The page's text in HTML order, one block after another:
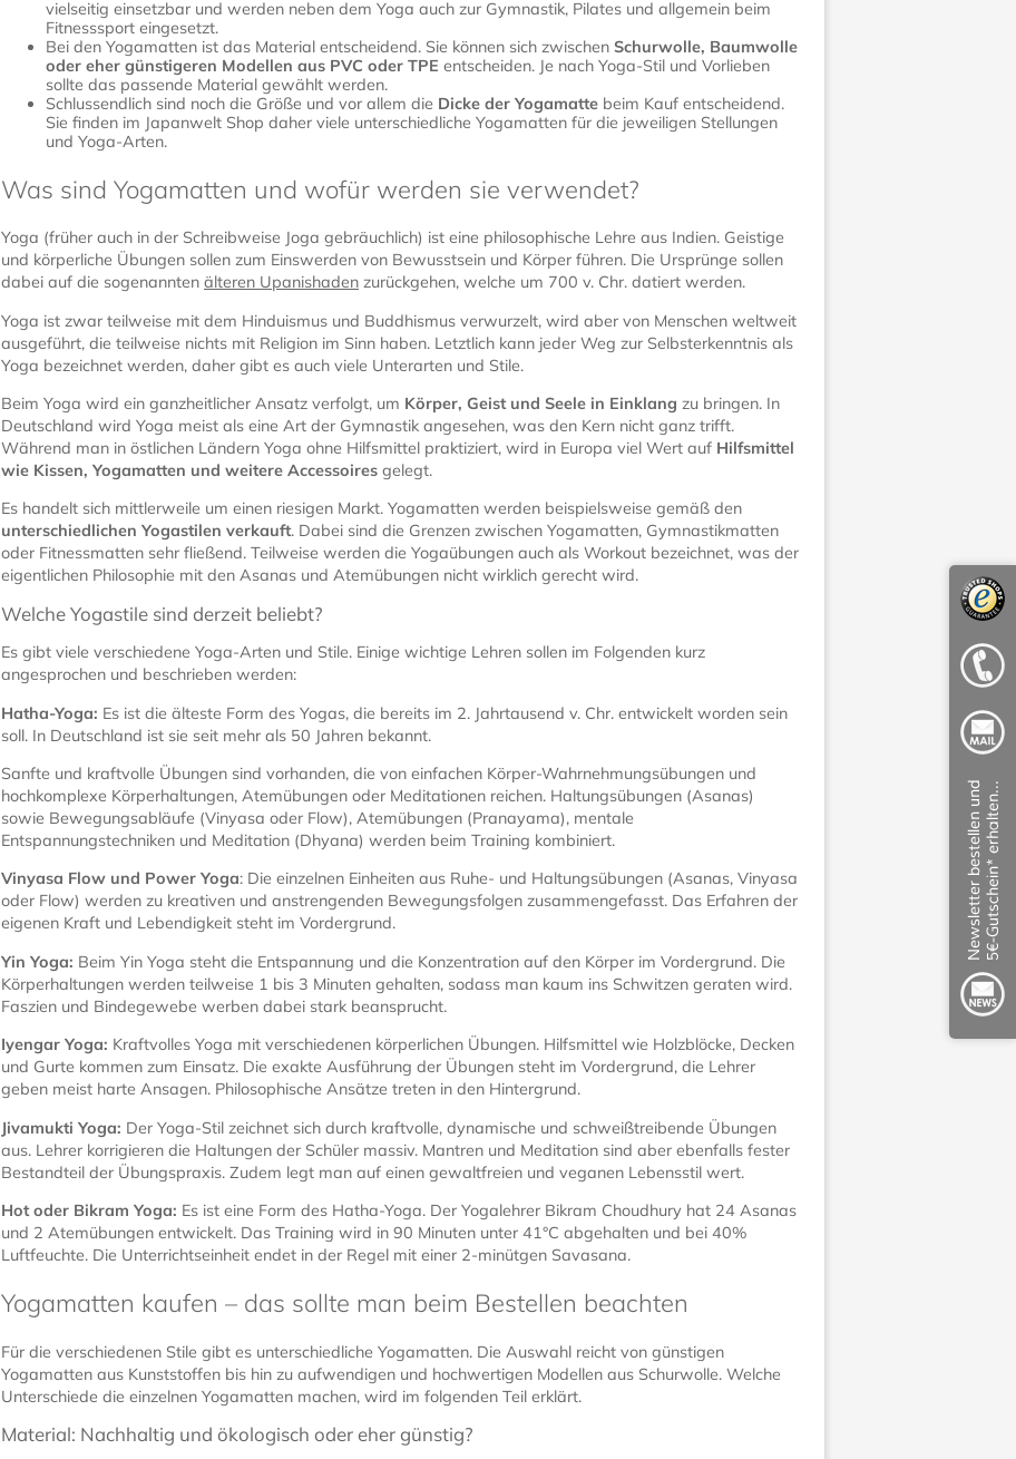
vielseitig einsetzbar und werden neben dem Yoga auch zur Gymnastik, Pilates und allgemein beim
Fitnesssport eingesetzt.
Bei den Yogamatten ist das Material entscheidend. Sie können sich zwischen Schurwolle, Baumwolle
oder eher günstigeren Modellen aus PVC oder TPE entscheiden. Je nach Yoga-Stil und Vorlieben
sollte das passende Material gewählt werden.
Schlussendlich sind noch die Größe und vor allem die Dicke der Yogamatte beim Kauf entscheidend.
Sie finden im Japanwelt Shop daher viele unterschiedliche Yogamatten für die jeweiligen Stellungen
und Yoga-Arten.
Was sind Yogamatten und wofür werden sie verwendet?
Yoga (früher auch in der Schreibweise Joga gebräuchlich) ist eine philosophische Lehre aus Indien. Geistige
und körperliche Übungen sollen zum Einswerden von Bewusstsein und Körper führen. Die Ursprünge sollen
dabei auf die sogenannten älteren Upanishaden zurückgehen, welche um 700 v. Chr. datiert werden.
Yoga ist zwar teilweise mit dem Hinduismus und Buddhismus verwurzelt, wird aber von Menschen weltweit
ausgeführt, die teilweise nichts mit Religion im Sinn haben. Letztlich kann jeder Weg zur Selbsterkenntnis als
Yoga bezeichnet werden, daher gibt es auch viele Unterarten und Stile.
Beim Yoga wird ein ganzheitlicher Ansatz verfolgt, um Körper, Geist und Seele in Einklang zu bringen. In
Deutschland wird Yoga meist als eine Art der Gymnastik angesehen, was den Kern nicht ganz trifft.
Während man in östlichen Ländern Yoga ohne Hilfsmittel praktiziert, wird in Europa viel Wert auf Hilfsmittel
wie Kissen, Yogamatten und weitere Accessoires gelegt.
Es handelt sich mittlerweile um einen riesigen Markt. Yogamatten werden beispielsweise gemäß den
unterschiedlichen Yogastilen verkauft. Dabei sind die Grenzen zwischen Yogamatten, Gymnastikmatten
oder Fitnessmatten sehr fließend. Teilweise werden die Yogaübungen auch als Workout bezeichnet, was der
eigentlichen Philosophie mit den Asanas und Atemübungen nicht wirklich gerecht wird.
Welche Yogastile sind derzeit beliebt?
Es gibt viele verschiedene Yoga-Arten und Stile. Einige wichtige Lehren sollen im Folgenden kurz
angesprochen und beschrieben werden:
Hatha-Yoga: Es ist die älteste Form des Yogas, die bereits im 2. Jahrtausend v. Chr. entwickelt worden sein
soll. In Deutschland ist sie seit mehr als 50 Jahren bekannt.
Sanfte und kraftvolle Übungen sind vorhanden, die von einfachen Körper-Wahrnehmungsübungen und
hochkomplexe Körperhaltungen, Atemübungen oder Meditationen reichen. Haltungsübungen (Asanas)
sowie Bewegungsabläufe (Vinyasa oder Flow), Atemübungen (Pranayama), mentale
Entspannungstechniken und Meditation (Dhyana) werden beim Training kombiniert.
Vinyasa Flow und Power Yoga: Die einzelnen Einheiten aus Ruhe- und Haltungsübungen (Asanas, Vinyasa
oder Flow) werden zu kreativen und anstrengenden Bewegungsfolgen zusammengefasst. Das Erfahren der
eigenen Kraft und Lebendigkeit steht im Vordergrund.
Yin Yoga: Beim Yin Yoga steht die Entspannung und die Konzentration auf den Körper im Vordergrund. Die
Körperhaltungen werden teilweise 1 bis 3 Minuten gehalten, sodass man kaum ins Schwitzen geraten wird.
Faszien und Bindegewebe werben dabei stark beansprucht.
Iyengar Yoga: Kraftvolles Yoga mit verschiedenen körperlichen Übungen. Hilfsmittel wie Holzblöcke, Decken
und Gurte kommen zum Einsatz. Die exakte Ausführung der Übungen steht im Vordergrund, die Lehrer
geben meist harte Ansagen. Philosophische Ansätze treten in den Hintergrund.
Jivamukti Yoga: Der Yoga-Stil zeichnet sich durch kraftvolle, dynamische und schweißtreibende Übungen
aus. Lehrer korrigieren die Haltungen der Schüler massiv. Mantren und Meditation sind aber ebenfalls fester
Bestandteil der Übungspraxis. Zudem legt man auf einen gewaltfreien und veganen Lebensstil wert.
Hot oder Bikram Yoga: Es ist eine Form des Hatha-Yoga. Der Yogalehrer Bikram Choudhury hat 24 Asanas
und 2 Atemübungen entwickelt. Das Training wird in 90 Minuten unter 41°C abgehalten und bei 40%
Luftfeuchte. Die Unterrichtseinheit endet in der Regel mit einer 2-minütgen Savasana.
Yogamatten kaufen – das sollte man beim Bestellen beachten
Für die verschiedenen Stile gibt es unterschiedliche Yogamatten. Die Auswahl reicht von günstigen
Yogamatten aus Kunststoffen bis hin zu aufwendigen und hochwertigen Modellen aus Schurwolle. Welche
Unterschiede die einzelnen Yogamatten machen, wird im folgenden Teil erklärt.
Material: Nachhaltig und ökologisch oder eher günstig?